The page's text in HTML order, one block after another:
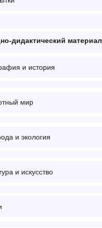
дидактический материал
и история
мир
и экология
и искусство